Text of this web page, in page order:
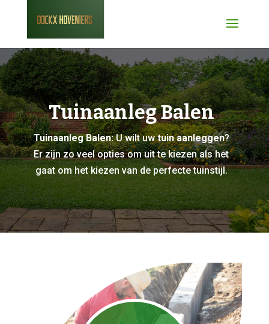
Tuinaanleg Balen
Tuinaanleg Balen:U wilt uwtuin aanleggen?
Er zijn zo veel opties om uit te kiezen als het
gaat om het kiezen van de perfecte tuinstijl.